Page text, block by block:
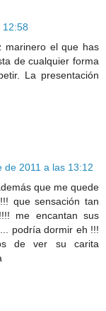
12:58
marinero el que has
de cualquier forma
La presentación
de 2011 a las 13:12
que me quede
que sensación tan
me encantan sus
podría dormir eh !!!
de ver su carita